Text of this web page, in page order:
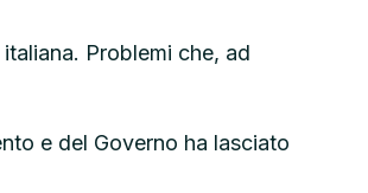
Problemi che, ad
e del Governo ha lasciato